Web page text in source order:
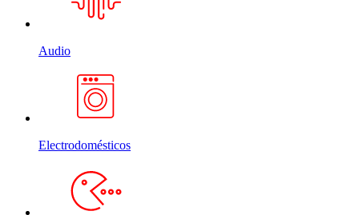
Audio
Electrodomésticos